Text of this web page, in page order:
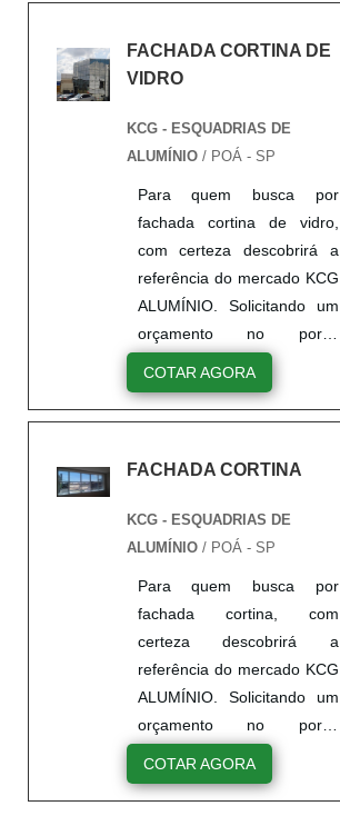
VIDRO FACHADAQuem
precisa de cortina de vidro
que conhecer a KCG
ALUMÍNIO. É possível
encontrar janelas de correr
e janelas maxim ar, focando
em tecnologia e
desenvolvimento no que
gera r...
FACHADA CORTINA DE
VIDRO
KCG - ESQUADRIAS DE
ALUMÍNIO / POÁ - SP
Para quem busca por
fachada cortina de vidro,
com certeza descobrirá a
referência do mercado KCG
ALUMÍNIO. Solicitando um
orçamento no portal
Soluções Industriais e
encontrando a líder do
é fachada cortina de vidro,
encontramos proteção com
assessoria técnica
especializada.MAIS
DETALHES SOBRE
FACHADA CORTINA DE
VIDROA KCG ALUMÍNIO
objetiva seus recursos em
oferecer um estrutur...
COTAR AGORA
FACHADA CORTINA
KCG - ESQUADRIAS DE
ALUMÍNIO / POÁ - SP
Para quem busca por
fachada cortina, com
certeza descobrirá a
referência do mercado KCG
ALUMÍNIO. Solicitando um
orçamento no portal
Soluções Industriais e
encontrando a líder do
COTAR AGORA